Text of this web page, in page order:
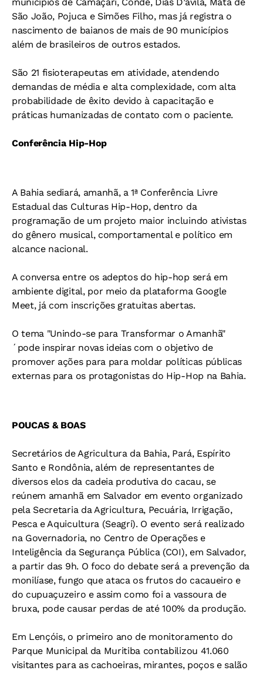
municípios de Camaçari, Conde, Dias D’ávila, Mata de
São João, Pojuca e Simões Filho, mas já registra o
nascimento de baianos de mais de 90 municípios
além de brasileiros de outros estados.
São 21 fisioterapeutas em atividade, atendendo
demandas de média e alta complexidade, com alta
probabilidade de êxito devido à capacitação e
práticas humanizadas de contato com o paciente.
Conferência Hip-Hop
A Bahia sediará, amanhã, a 1ª Conferência Livre
Estadual das Culturas Hip-Hop, dentro da
programação de um projeto maior incluindo ativistas
do gênero musical, comportamental e político em
alcance nacional.
A conversa entre os adeptos do hip-hop será em
ambiente digital, por meio da plataforma Google
Meet, já com inscrições gratuitas abertas.
O tema "Unindo-se para Transformar o Amanhã"
´pode inspirar novas ideias com o objetivo de
promover ações para para moldar políticas públicas
externas para os protagonistas do Hip-Hop na Bahia.
POUCAS & BOAS
Secretários de Agricultura da Bahia, Pará, Espírito
Santo e Rondônia, além de representantes de
diversos elos da cadeia produtiva do cacau, se
reúnem amanhã em Salvador em evento organizado
pela Secretaria da Agricultura, Pecuária, Irrigação,
Pesca e Aquicultura (Seagri). O evento será realizado
na Governadoria, no Centro de Operações e
Inteligência da Segurança Pública (COI), em Salvador,
a partir das 9h. O foco do debate será a prevenção da
monilíase, fungo que ataca os frutos do cacaueiro e
do cupuaçuzeiro e assim como foi a vassoura de
bruxa, pode causar perdas de até 100% da produção.
Em Lençóis, o primeiro ano de monitoramento do
Parque Municipal da Muritiba contabilizou 41.060
visitantes para as cachoeiras, mirantes, poços e salão